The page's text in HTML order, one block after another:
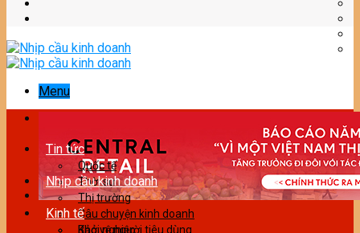
Menu
Tin tức
Quốc tế
Thời sự
Nhịp cầu kinh doanh
Thị trường
Câu chuyện kinh doanh
Bảo vệ người tiêu dùng
Kinh tế
Khởi nghiệp